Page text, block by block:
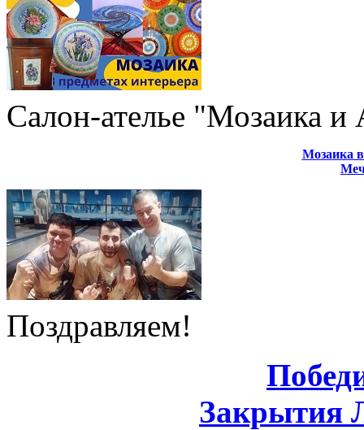
Салон-ателье "Мозаика
Мозаика в
Поздравляем!
Закрытия